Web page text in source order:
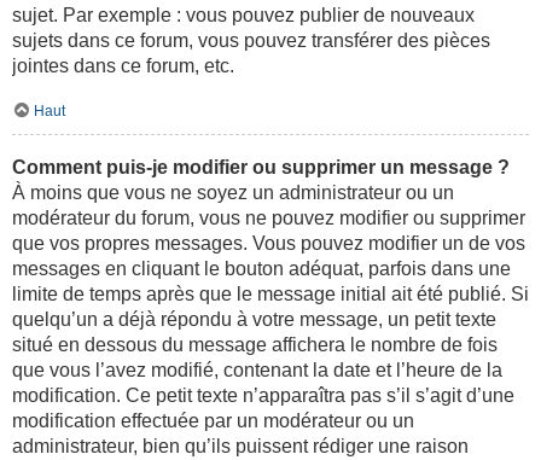
sujet. Par exemple : vous pouvez publier de nouveaux
sujets dans ce forum, vous pouvez transférer des pièces
jointes dans ce forum, etc.
Haut
Comment puis-je modifier ou supprimer un message ?
À moins que vous ne soyez un administrateur ou un
modérateur du forum, vous ne pouvez modifier ou supprimer
que vos propres messages. Vous pouvez modifier un de vos
messages en cliquant le bouton adéquat, parfois dans une
limite de temps après que le message initial ait été publié. Si
quelqu’un a déjà répondu à votre message, un petit texte
situé en dessous du message affichera le nombre de fois
que vous l’avez modifié, contenant la date et l’heure de la
modification. Ce petit texte n’apparaîtra pas s’il s’agit d’une
modification effectuée par un modérateur ou un
administrateur, bien qu’ils puissent rédiger une raison